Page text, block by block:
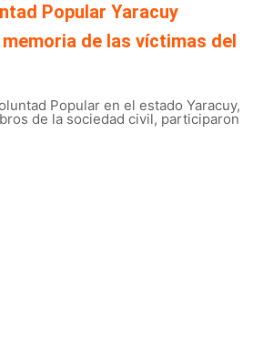
Popular Yaracuy
de las víctimas del
Popular en el estado Yaracuy,
de la sociedad civil, participaron